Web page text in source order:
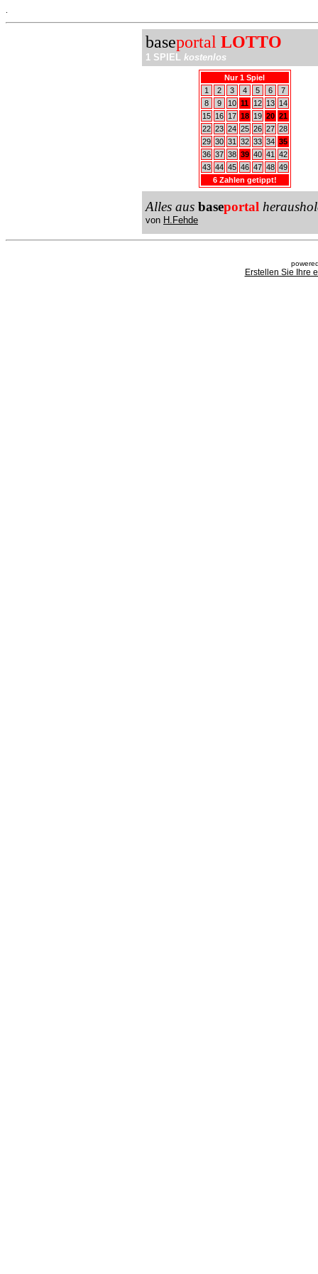
baseportal LOTTO
1 SPIEL kostenlos
Nur 1 Spiel
1
2 3 4 5 6
7
8
9 10 11 12 13
14
15
16 17 18 19 20 21
22 23 24 25 26 27 28
29 30 31 32 33 34 35
36 37 38 39 40 41
42
43 44 45 46 47 48 49
6 Zahlen getippt!
Alles aus baseportal
von H.Fehde
Erstellen Sie Ihre